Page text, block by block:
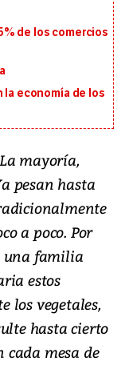
de los comercios
la economía de los
mayoría,
pesan hasta
a poco. Por
una familia
estos
los vegetales,
hasta cierto
cada mesa de